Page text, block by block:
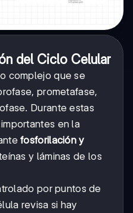
del Ciclo Celular
complejo que se
prometafase,
Durante estas
en la
fosforilación y
y láminas de los
por puntos de
revisa si hay